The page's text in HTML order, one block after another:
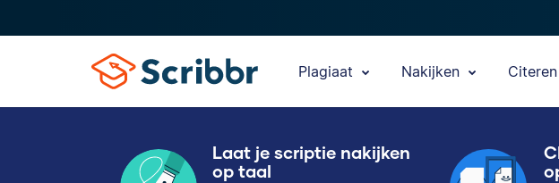
Plagiaat Nakijken Citeren
Laat je scriptie nakijken
op taal